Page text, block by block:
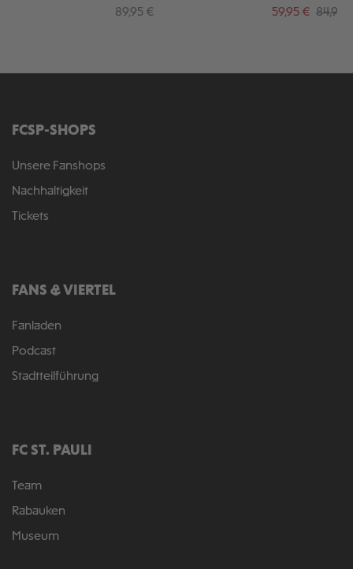
Regulärer Preis:
89,95 €
Kapuze"
Verkaufspreis:
59,95 € 84,95
FCSP-SHOPS
Unsere Fanshops
Nachhaltigkeit
Tickets
FANS & VIERTEL
Fanladen
Podcast
Stadtteilführung
FC ST. PAULI
Team
Rabauken
Museum